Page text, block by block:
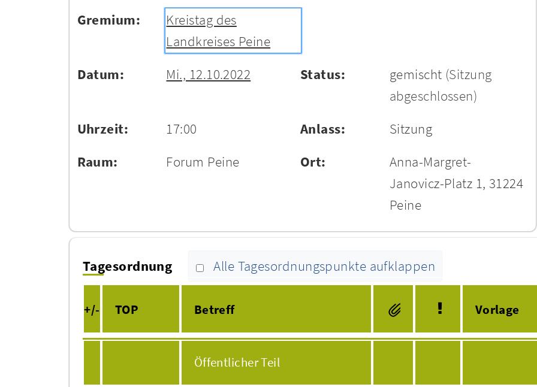
Gremium:
Kreistag des
Landkreises Peine
Datum:
Mi., 12.10.2022 Status: gemischt (Sitzung
abgeschlossen)
Uhrzeit:
17:00 Anlass:
Sitzung
Raum:
Forum Peine Ort:
Anna-Margret-
Janovicz-Platz 1, 31224
Peine
Tagesordnung Alle Tagesordnungspunkte aufklappen
Tagesordnung
+/-
TOP Betreff Vorlage
Öffentlicher Teil